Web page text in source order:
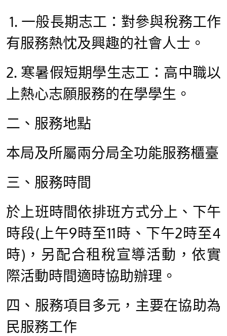
1. 一般長期志工：對參與稅務工作
有服務熱忱及興趣的社會人士。
2. 寒暑假短期學生志工：高中職以
上熱心志願服務的在學學生。
二、服務地點
本局及所屬兩分局全功能服務櫃臺
三、服務時間
於上班時間依排班方式分上、下午
時段(上午9時至11時、下午2時至4
時)，另配合租稅宣導活動，依實
際活動時間適時協助辦理。
四、 服務項目多元，主要在協助為
民服務工作